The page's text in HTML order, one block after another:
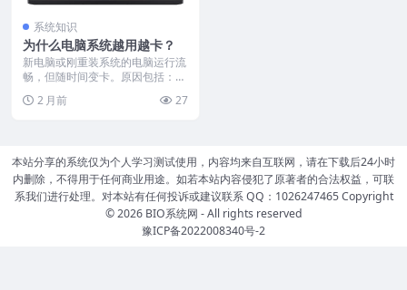
系统知识
为什么电脑系统越用越卡？
新电脑或刚重装系统的电脑运行流
畅，但随时间变卡。原因包括：软
2 月前 27
本站分享的系统仅为个人学习测试使用，内容均来自互联网，请在下载后24小时
内删除，不得用于任何商业用途。如若本站内容侵犯了原著者的合法权益，可联
系我们进行处理。对本站有任何投诉或建议联系 QQ：1026247465 Copyright
© 2026 BIO系统网 - All rights reserved
豫ICP备2022008340号-2